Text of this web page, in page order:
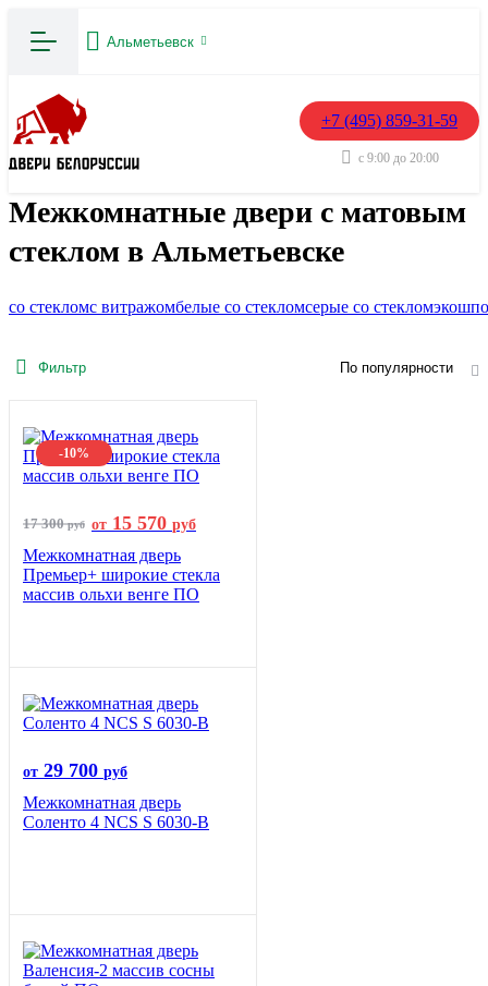
Альметьевск
+7 (495) 859-31-59
с 9:00 до 20:00
Межкомнатные двери с матовым
стеклом в Альметьевске
со стекломс витражомбелые со стекломсерые со стеклом
Фильтр По популярности
-10%
17 300руб от 15 570 руб
Межкомнатная дверь
Премьер+ широкие стекла
массив ольхи венге ПО
от 29 700 руб
Межкомнатная дверь
Соленто 4 NCS S 6030-B